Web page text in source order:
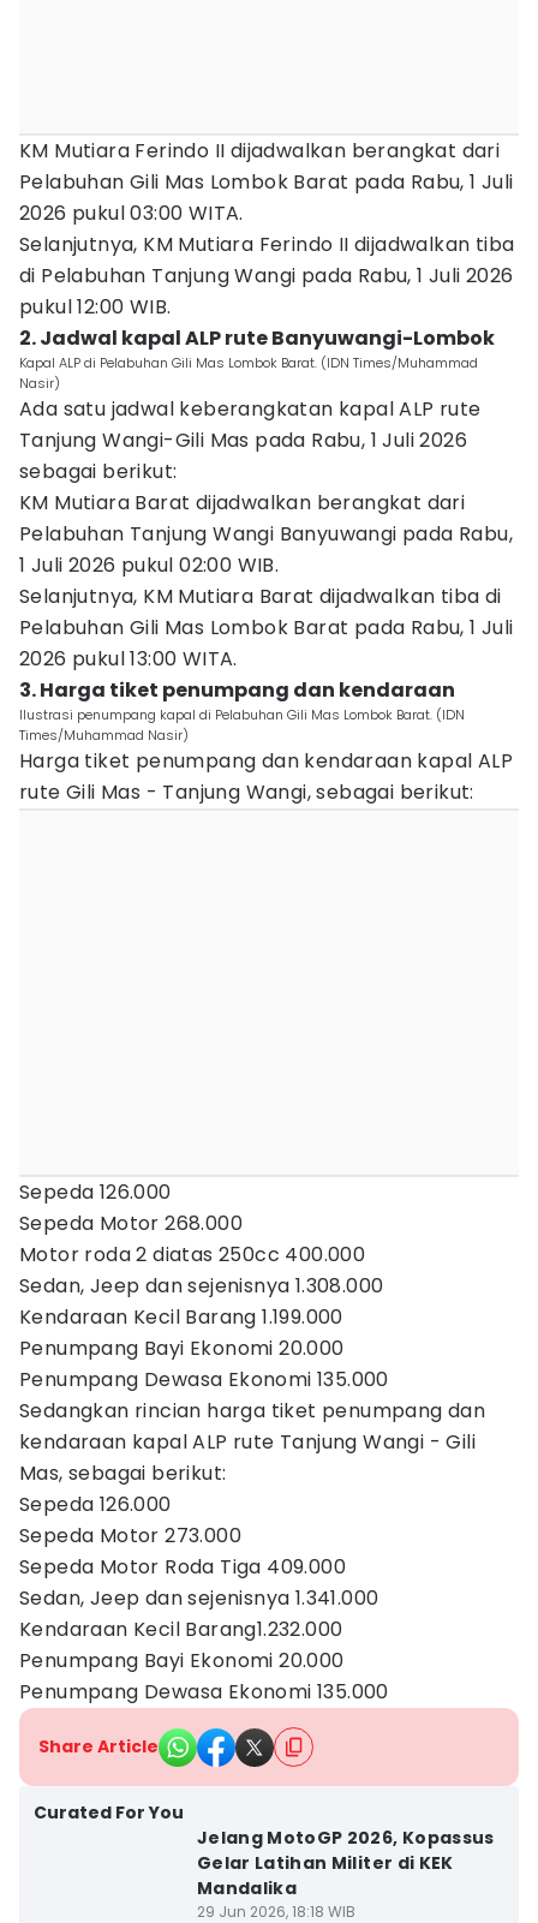
KM Mutiara Ferindo II dijadwalkan berangkat dari
Pelabuhan Gili Mas Lombok Barat pada Rabu, 1 Juli
2026 pukul 03:00 WITA.
Selanjutnya, KM Mutiara Ferindo II dijadwalkan tiba
di Pelabuhan Tanjung Wangi pada Rabu, 1 Juli 2026
pukul 12:00 WIB.
2. Jadwal kapal ALP rute Banyuwangi-Lombok
Kapal ALP di Pelabuhan Gili Mas Lombok Barat. (IDN Times/Muhammad
Nasir)
Ada satu jadwal keberangkatan kapal ALP rute
Tanjung Wangi-Gili Mas pada Rabu, 1 Juli 2026
sebagai berikut:
KM Mutiara Barat dijadwalkan berangkat dari
Pelabuhan Tanjung Wangi Banyuwangi pada Rabu,
1 Juli 2026 pukul 02:00 WIB.
Selanjutnya, KM Mutiara Barat dijadwalkan tiba di
Pelabuhan Gili Mas Lombok Barat pada Rabu, 1 Juli
2026 pukul 13:00 WITA.
3. Harga tiket penumpang dan kendaraan
Ilustrasi penumpang kapal di Pelabuhan Gili Mas Lombok Barat. (IDN
Times/Muhammad Nasir)
Harga tiket penumpang dan kendaraan kapal ALP
rute Gili Mas - Tanjung Wangi, sebagai berikut:
Sepeda 126.000
Sepeda Motor 268.000
Motor roda 2 diatas 250cc 400.000
Sedan, Jeep dan sejenisnya 1.308.000
Kendaraan Kecil Barang 1.199.000
Penumpang Bayi Ekonomi 20.000
Penumpang Dewasa Ekonomi 135.000
Sedangkan rincian harga tiket penumpang dan
kendaraan kapal ALP rute Tanjung Wangi - Gili
Mas, sebagai berikut:
Sepeda 126.000
Sepeda Motor 273.000
Sepeda Motor Roda Tiga 409.000
Sedan, Jeep dan sejenisnya 1.341.000
Kendaraan Kecil Barang1.232.000
Penumpang Bayi Ekonomi 20.000
Penumpang Dewasa Ekonomi 135.000
Share Article
Curated For You
Jelang MotoGP 2026, Kopassus
Gelar Latihan Militer di KEK
Mandalika
29 Jun 2026, 18:18 WIB